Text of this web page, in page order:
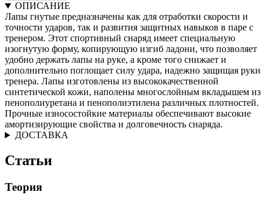
ОПИСАНИЕ
Лапы гнутые предназначены как для отработки скорости и
точности ударов, так и развития защитных навыков в паре с
тренером. Этот спортивный снаряд имеет специальную
изогнутую форму, копирующую изгиб ладони, что позволяет
удобно держать лапы на руке, а кроме того снижает и
дополнительно поглощает силу удара, надежно защищая руки
тренера. Лапы изготовлены из высококачественной
синтетической кожи, наполены многослойным вкладышем из
пенополиуретана и пенополиэтилена различных плотностей.
Прочные износостойкие материалы обеспечивают высокие
амортизирующие свойства и долговечность снаряда.
ДОСТАВКА
Статьи
Теория